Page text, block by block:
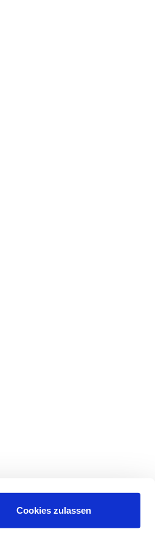
Cookies zulassen